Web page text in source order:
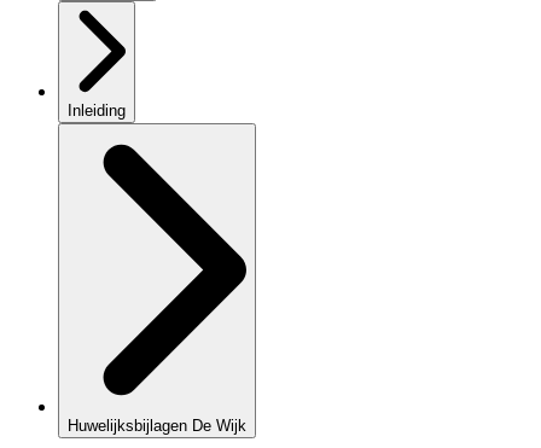
Inleiding
Huwelijksbijlagen De Wijk